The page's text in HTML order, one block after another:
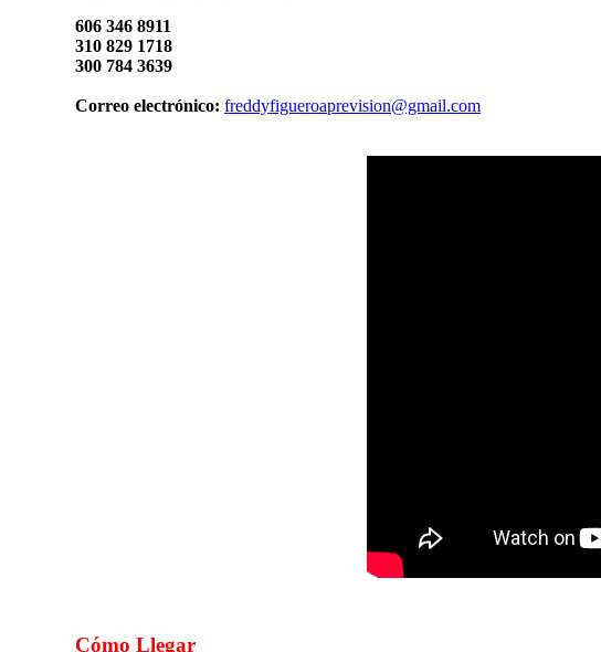
606 346 8911
310 829 1718
300 784 3639
Correo electrónico: freddyfigueroaprevision@gmail.com
Cómo Llegar